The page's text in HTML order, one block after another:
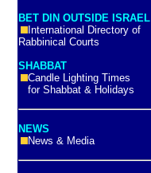
BET DIN OUTSIDE ISRAEL
International Directory of
Rabbinical Courts
SHABBAT
Candle Lighting Times
for Shabbat & Holidays
NEWS
News & Media